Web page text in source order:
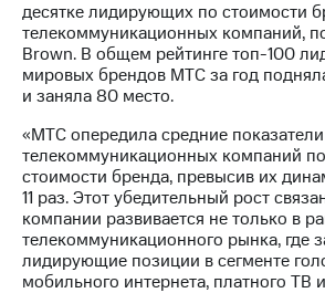
десятке лидирующих по стоимости
телекоммуникационных компаний,
Brown. В общем рейтинге топ-100
мировых брендов МТС за год
и заняла 80 место.
«МТС опередила средние показатели
телекоммуникационных компаний
стоимости бренда, превысив их
11 раз. Этот убедительный рост
компании развивается не только в
телекоммуникационного рынка, где
лидирующие позиции в сегменте
мобильного интернета, платного ТВ и